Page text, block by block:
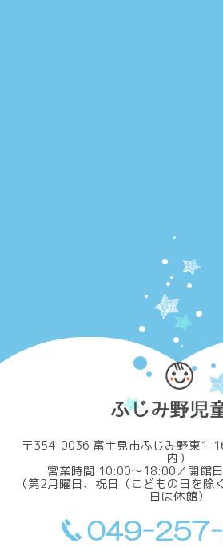
〒354-0036 富士見市ふじみ野東1-
内）
営業時間 10:00～18:00／開館
（第2月曜日、祝日（こどもの日を
日は休館）